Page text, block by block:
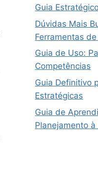
Guia
Dúvidas Mais
Ferramentas
Guia de Uso:
Competências
Guia Definitivo
Estratégicas
Guia de
Planejamento à